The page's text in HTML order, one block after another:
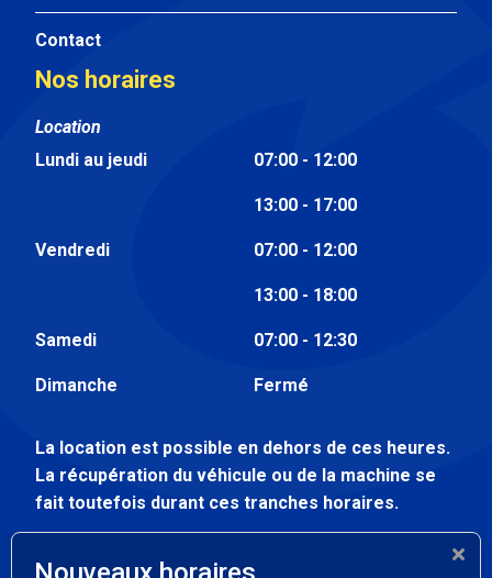
Contact
Nos horaires
Location
Lundi au jeudi
07:00 - 12:00
13:00 - 17:00
Vendredi 07:00 - 12:00
13:00 - 18:00
Samedi 07:00 - 12:30
Dimanche Fermé
La location est possible en dehors de ces heures.
La récupération du véhicule ou de la machine se
fait toutefois durant ces tranches horaires.